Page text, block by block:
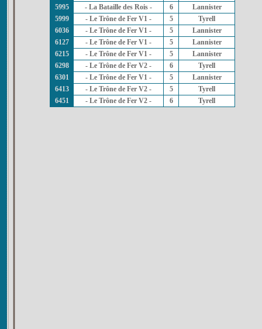
5995
- La Bataille des Rois - 6
Lannister
5999
- Le Trône de Fer V1 - 5
Tyrell
6036
- Le Trône de Fer V1 - 5
Lannister
6127
- Le Trône de Fer V1 - 5
Lannister
6215
- Le Trône de Fer V1 - 5
Lannister
6298
- Le Trône de Fer V2 - 6
Tyrell
6301
- Le Trône de Fer V1 - 5
Lannister
6413
- Le Trône de Fer V2 - 5
Tyrell
6451
- Le Trône de Fer V2 - 6 Tyrell